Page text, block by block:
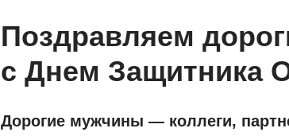
Поздравляем
с Днем Защитника
Дорогие мужчины — коллеги,